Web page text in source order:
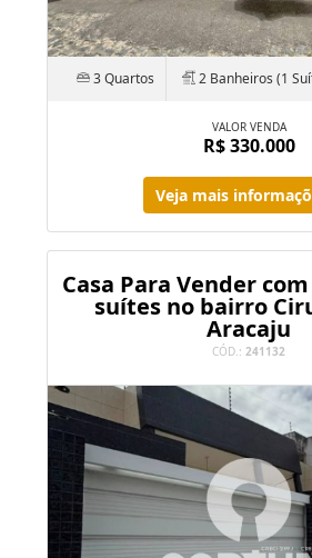
3 Quartos 2 Banheiros (1
VALOR VENDA
R$ 330.000
Veja mais
Casa Para Vender
suítes no bairro
Aracaju
CÓD.: 241132